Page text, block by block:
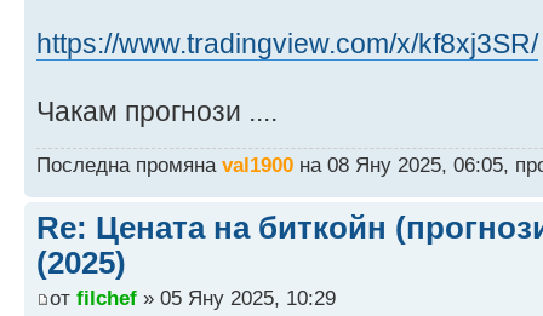
https://www.tradingview.com/x/kf8xj3SR/
Чакам прогнози ....
Последна промяна val1900 на 08 Яну 2025, 06:05,
Re: Цената на биткойн
(2025)
от filchef » 05 Яну 2025, 10:29